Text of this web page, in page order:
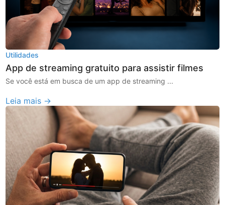
Utilidades
App de streaming gratuito para assistir filmes
Se você está em busca de um app de streaming ...
Leia mais →